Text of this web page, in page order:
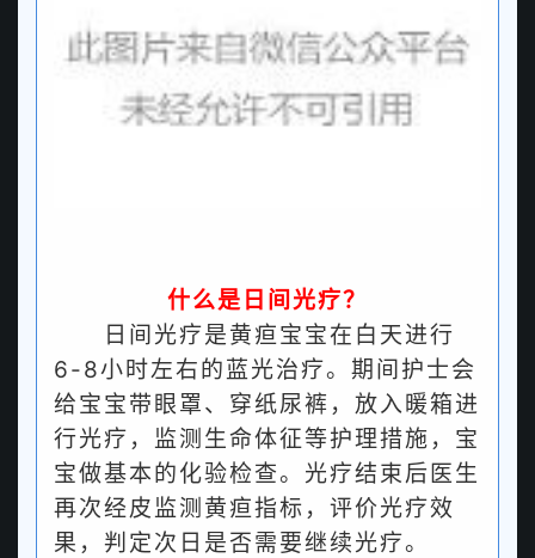
什么是日间光疗？
日间光疗是黄疸宝宝在白天进行
6-8小时左右的蓝光治疗。期间护士会
给宝宝带眼罩、穿纸尿裤，放入暖箱进
行光疗，监测生命体征等护理措施，宝
宝做基本的化验检查。光疗结束后医生
再次经皮监测黄疸指标，评价光疗效
果，判定次日是否需要继续光疗。